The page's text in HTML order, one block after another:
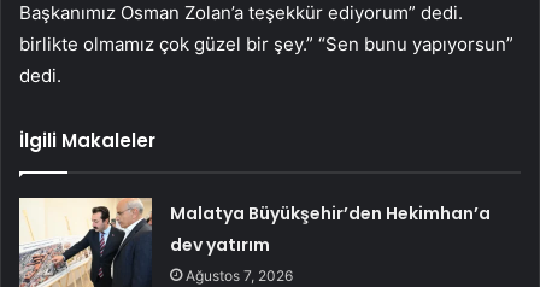
Başkanımız Osman Zolan’a teşekkür ediyorum” dedi.
birlikte olmamız çok güzel bir şey.” “Sen bunu yapıyorsun”
dedi.
İlgili Makaleler
Malatya Büyükşehir’den Hekimhan’a
dev yatırım
Ağustos 7, 2026